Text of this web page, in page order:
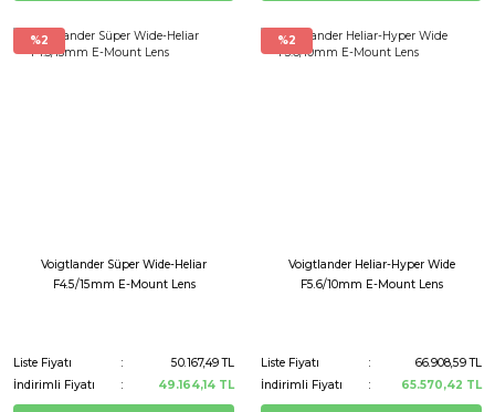
%2
Voigtlander Süper Wide-Heliar
F4.5/15mm E-Mount Lens
Liste Fiyatı
50.167,49 TL
İndirimli Fiyatı
49.164,14 TL
%2
Voigtlander Heliar-Hyper Wide
F5.6/10mm E-Mount Lens
Liste Fiyatı
66.908,59 TL
İndirimli Fiyatı
65.570,42 TL